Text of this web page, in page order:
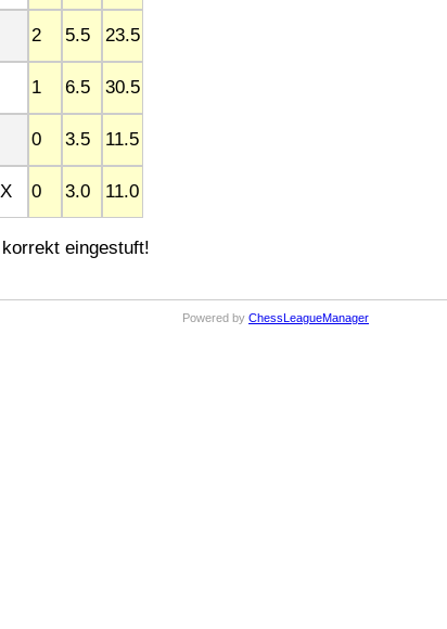
2 5.5 23.5
1 6.5 30.5
0 3.5 11.5
X 0 3.0 11.0
eingestuft!
Powered by ChessLeagueManager